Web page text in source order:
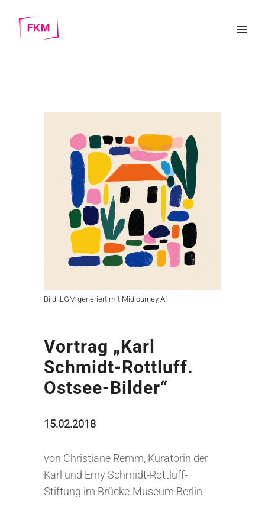
Bild: LGM generiert mit Midjourney AI
Vortrag „Karl
Schmidt-Rottluff.
Ostsee-Bilder“
15.02.2018
von Christiane Remm, Kuratorin der
Karl und Emy Schmidt-Rottluff-
Stiftung im Brücke-Museum Berlin